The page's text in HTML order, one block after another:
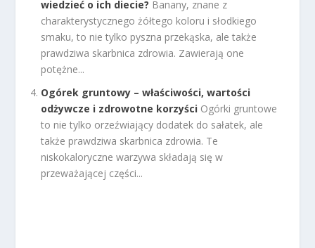
wiedzieć o ich diecie? Banany, znane z
charakterystycznego żółtego koloru i słodkiego
smaku, to nie tylko pyszna przekąska, ale także
prawdziwa skarbnica zdrowia. Zawierają one
potężne...
Ogórek gruntowy – właściwości, wartości
odżywcze i zdrowotne korzyści Ogórki gruntowe
to nie tylko orzeźwiający dodatek do sałatek, ale
także prawdziwa skarbnica zdrowia. Te
niskokaloryczne warzywa składają się w
przeważającej części...